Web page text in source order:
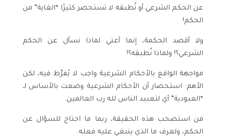
عن الحكم الشرعي أو تُطبقه لا تستحضر كثيرًا “الغاية” من
الحكم!
ولا أقصد الحكمة، إنما أعني لماذا نسأل عن الحكم
الشرعي؟! ولماذا نُطبقه؟!
مواجهة الواقع بالأحكام الشرعية واجب لا يُفرَّط فيه، لكن
الأهم: استحضار أن الأحكام الشرعية وضعت بالأساس لـ
“العبودية” أي لتعبيد الناس لله رب العالمين.
من استصحب هذه الحقيقة، ربما ما احتاج للسؤال عن
الحكم، ولعرف ما الذي ينبغي عليه فعله.